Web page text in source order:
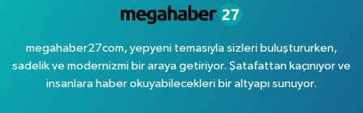
megahaber27com, yepyeni temasıyla sizleri buluştururken,
sadelik ve modernizmi bir araya getiriyor. Şatafattan kaçınıyor ve
insanlara haber okuyabilecekleri bir altyapı sunuyor.